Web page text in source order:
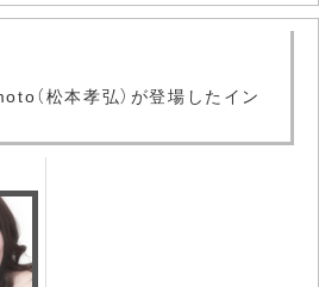
（松本孝弘）が登場したイン